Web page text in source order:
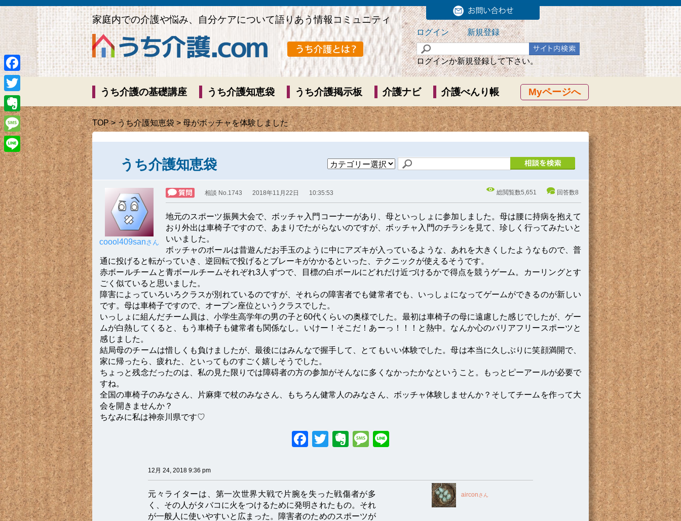
家庭内での介護や悩み、自分ケアについて語りあう情報コミュニティ
ログイン 新規登録
ログインか新規登録して下さい。
Myページへ
うち介護の基礎講座 うち介護知恵袋 うち介護掲示板 介護ナビ 介護べんり帳
TOP>うち介護知恵袋> 母がボッチャを体験しました
うち介護知恵袋
coool409sanさん
相談 No.1743 2018年11月22日 10:35:53
地元のスポーツ振興大会で、ボッチャ入門コーナーがあり、母といっしょに参加しました。母は腰に持病を抱えて
おり外出は車椅子ですので、あまりでたがらないのですが、ボッチャ入門のチラシを見て、珍しく行ってみたいと
いいました。
ボッチャのボールは昔遊んだお手玉のように中にアズキが入っているような、あれを大きくしたようなもので、普
通に投げると転がっていき、逆回転で投げるとブレーキがかかるといった、テクニックが使えるそうです。
赤ボールチームと青ボールチームそれぞれ3人ずつで、目標の白ボールにどれだけ近づけるかで得点を競うゲーム。カーリングとす
ごく似ていると思いました。
障害によっていろいろクラスが別れているのですが、それらの障害者でも健常者でも、いっしょになってゲームができるのが新しい
です。母は車椅子ですので、オープン座位というクラスでした。
いっしょに組んだチーム員は、小学生高学年の男の子と60代くらいの奥様でした。最初は車椅子の母に遠慮した感じでしたが、ゲー
ムが白熱してくると、もう車椅子も健常者も関係なし。いけー！そこだ！あーっ！！！と熱中。なんか心のバリアフリースポーツと
感じました。
結局母のチームは惜しくも負けましたが、最後にはみんなで握手して、とてもいい体験でした。母は本当に久しぶりに笑顔満開で、
家に帰ったら、疲れた、といってものすごく嬉しそうでした。
ちょっと残念だったのは、私の見た限りでは障碍者の方の参加がそんなに多くなかったかなということ。もっとピーアールが必要で
すね。
全国の車椅子のみなさん、片麻痺で杖のみなさん、もちろん健常人のみなさん、ボッチャ体験しませんか？そしてチームを作って大
会を開きませんか？
ちなみに私は神奈川県です♡
Facebook
Twitter
Evernote
Message
総閲覧数5,651 回答数8
12月 24, 2018 9:36 pm
airconさん
元々ライターは、第一次世界大戦で片腕を失った戦傷者が多
く、その人がタバコに火をつけるために発明されたもの。それ
が一般人に使いやすいと広まった。障害者のためのスポーツが
Facebook
Twitter
Evernote
Message
Line